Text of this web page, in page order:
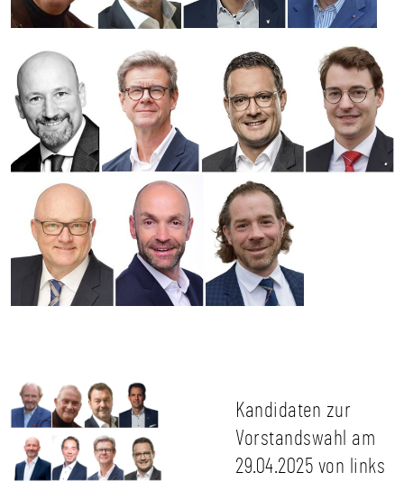
Kandidaten zur
Vorstandswahl am
29.04.2025 von links